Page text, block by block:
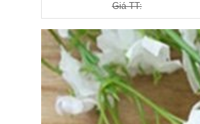
Giá TT: